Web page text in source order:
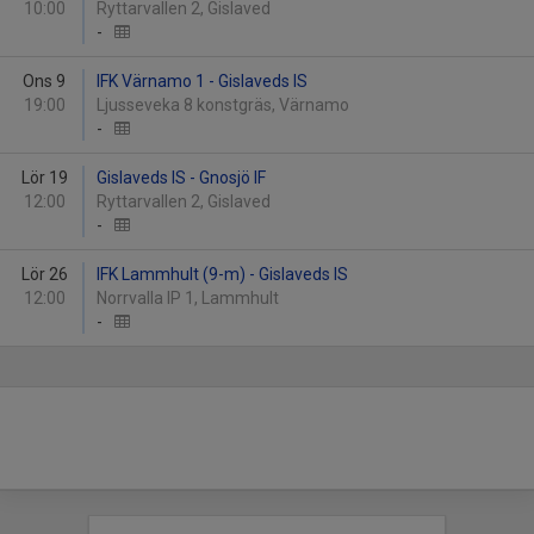
10:00
Ryttarvallen 2, Gislaved
-
Ons 9
19:00
IFK Värnamo 1 - Gislaveds IS
Ljusseveka 8 konstgräs, Värnamo
-
Lör 19
12:00
Gislaveds IS - Gnosjö IF
Ryttarvallen 2, Gislaved
-
Lör 26
12:00
IFK Lammhult (9-m) - Gislaveds IS
Norrvalla IP 1, Lammhult
-